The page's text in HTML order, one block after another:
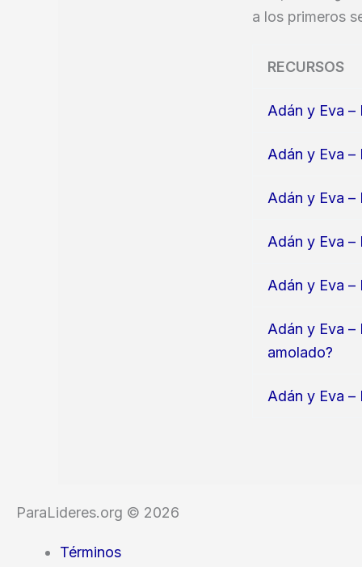
a los primeros
RECURSOS
Adán y Eva –
Adán y Eva –
Adán y Eva
Adán y Eva –
Adán y Eva
Adán y Eva –
amolado?
Adán y Eva –
ParaLideres.org © 2026
Términos